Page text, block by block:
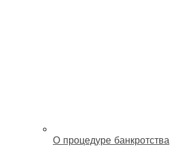
О процедуре банкротства